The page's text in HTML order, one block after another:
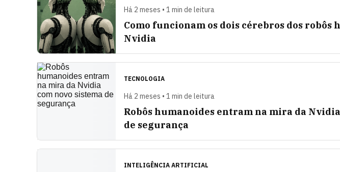
Há 2 meses • 1 min de leitura
Como funcionam os dois cérebros dos robôs
Nvidia
TECNOLOGIA
Há 2 meses • 1 min de leitura
Robôs humanoides entram na mira da
de segurança
INTELIGÊNCIA ARTIFICIAL